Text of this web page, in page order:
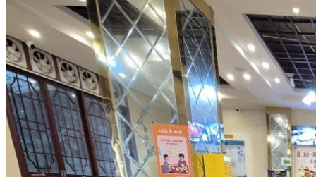
Demande d’info
09 83 07 44 60